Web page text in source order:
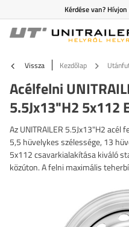
Kérdése van?
Vissza Kezdőlap
Acélfelni
5.5Jx13"H2 5x112
Az UNITRAILER 5.5Jx13"H2
5,5 hüvelykes szélessége, 13
5x112 csavarkialakítása kiváló
közúton. A felni maximális